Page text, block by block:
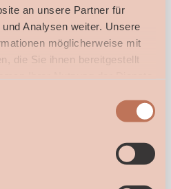
an unsere Partner für
Analysen weiter. Unsere
möglicherweise mit
die Sie ihnen bereitgestellt
5 (1.Stock)
Auswählen
Auswählen
am
Auswählen